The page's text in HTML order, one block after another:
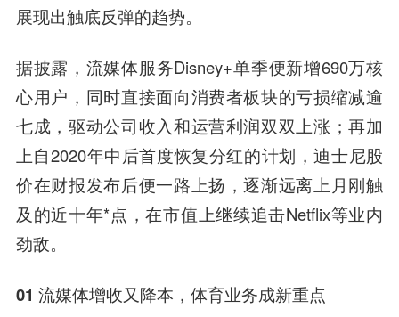
展现出触底反弹的趋势。
据披露，流媒体服务Disney+单季便新增690万核
心用户，同时直接面向消费者板块的亏损缩减逾
七成，驱动公司收入和运营利润双双上涨；再加
上自2020年中后首度恢复分红的计划，迪士尼股
价在财报发布后便一路上扬，逐渐远离上月刚触
及的近十年*点，在市值上继续追击Netflix等业内
劲敌。
01 流媒体增收又降本，体育业务成新重点